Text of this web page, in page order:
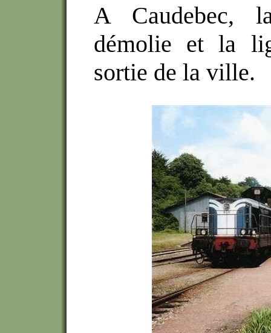
A Caudebec,
démolie et la
sortie de la ville.